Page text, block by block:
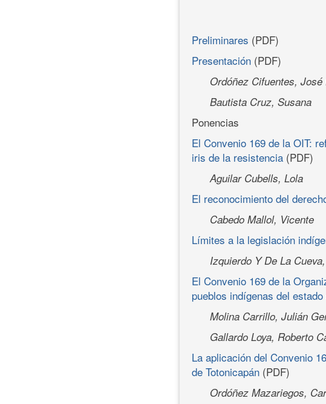
Preliminares (PDF)
Presentación (PDF)
Ordóñez Cifuentes,
Bautista Cruz, Susana
Ponencias
El Convenio 169 de la OIT:
iris de la resistencia (PDF)
Aguilar Cubells, Lola
El reconocimiento del
Cabedo Mallol, Vicente
Límites a la legislación
Izquierdo Y De La
El Convenio 169 de la
pueblos indígenas del
Molina Carrillo, Julián
Gallardo Loya, Roberto
La aplicación del Convenio
de Totonicapán (PDF)
Ordóñez Mazariegos,